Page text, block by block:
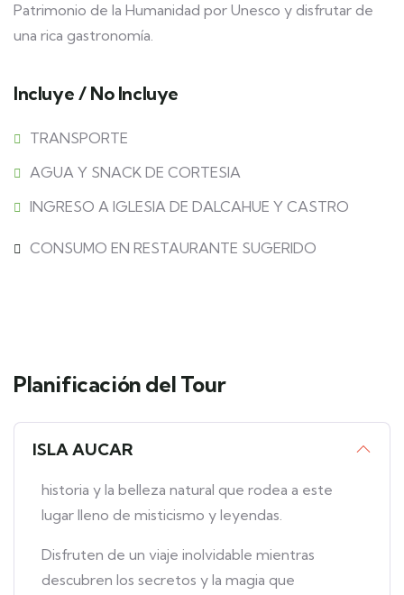
Patrimonio de la Humanidad por Unesco y disfrutar de
una rica gastronomía.
Incluye / No Incluye
TRANSPORTE
AGUA Y SNACK DE CORTESIA
INGRESO A IGLESIA DE DALCAHUE Y CASTRO
CONSUMO EN RESTAURANTE SUGERIDO
Planificación del Tour
ISLA AUCAR
historia y la belleza natural que rodea a este
lugar lleno de misticismo y leyendas.
Disfruten de un viaje inolvidable mientras
descubren los secretos y la magia que